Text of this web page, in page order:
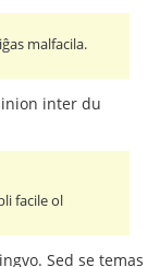
malfacila.
inter du
facile ol
Sed se temas